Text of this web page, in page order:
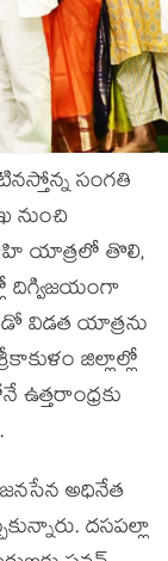
సంగతి
యాత్రలో తొలి,
దిగ్విజయంగా
విడత యాత్రను
జిల్లాల్లో
అధినేత
దసపల్లా